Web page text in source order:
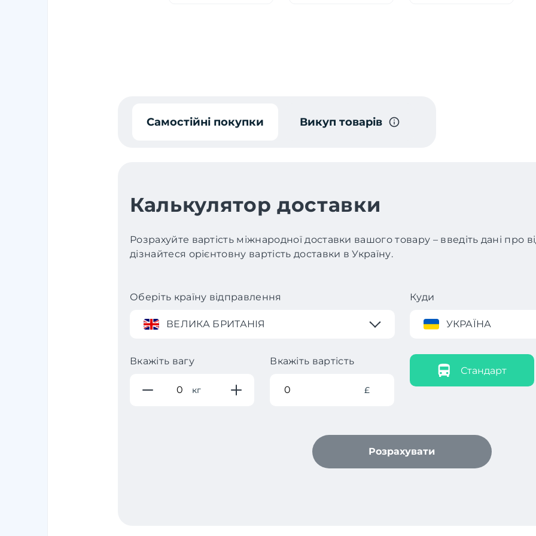
Самостійні покупки Викуп товарів
Калькулятор доставки
Розрахуйте вартість міжнародної доставки вашого товару – введіть дані про
дізнайтеся орієнтовну вартість доставки в Україну.
Оберіть країну відправлення
ВЕЛИКА БРИТАНІЯ
Куди
УКРАЇНА
Вкажіть вагу
кг
Вкажіть вартість
£
Стандарт
Розрахувати